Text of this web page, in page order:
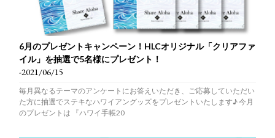
6月のプレゼントキャンペーン！HLCオリジナル「クリアファ
イル」を抽選で5名様にプレゼント！
-2021/06/15
毎月異なるテーマのアンケートにお答えいただき、ご応募していただい
た方に抽選でステキなハワイアングッズをプレゼントいたします♪ 今月
のプレゼントは 『ハワイ手帳20